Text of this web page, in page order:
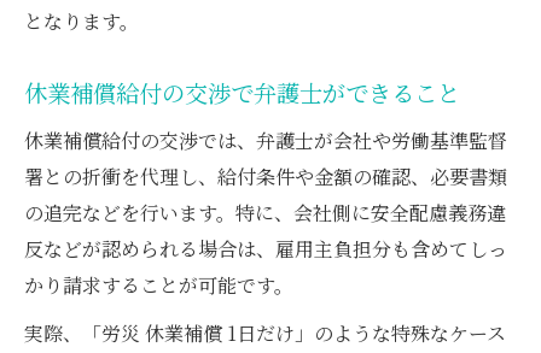
となります。
休業補償給付の交渉で弁護士ができること
休業補償給付の交渉では、弁護士が会社や労働基準監督
署との折衝を代理し、給付条件や金額の確認、必要書類
の追完などを行います。特に、会社側に安全配慮義務違
反などが認められる場合は、雇用主負担分も含めてしっ
かり請求することが可能です。
実際、「労災 休業補償 1日だけ」のような特殊なケース